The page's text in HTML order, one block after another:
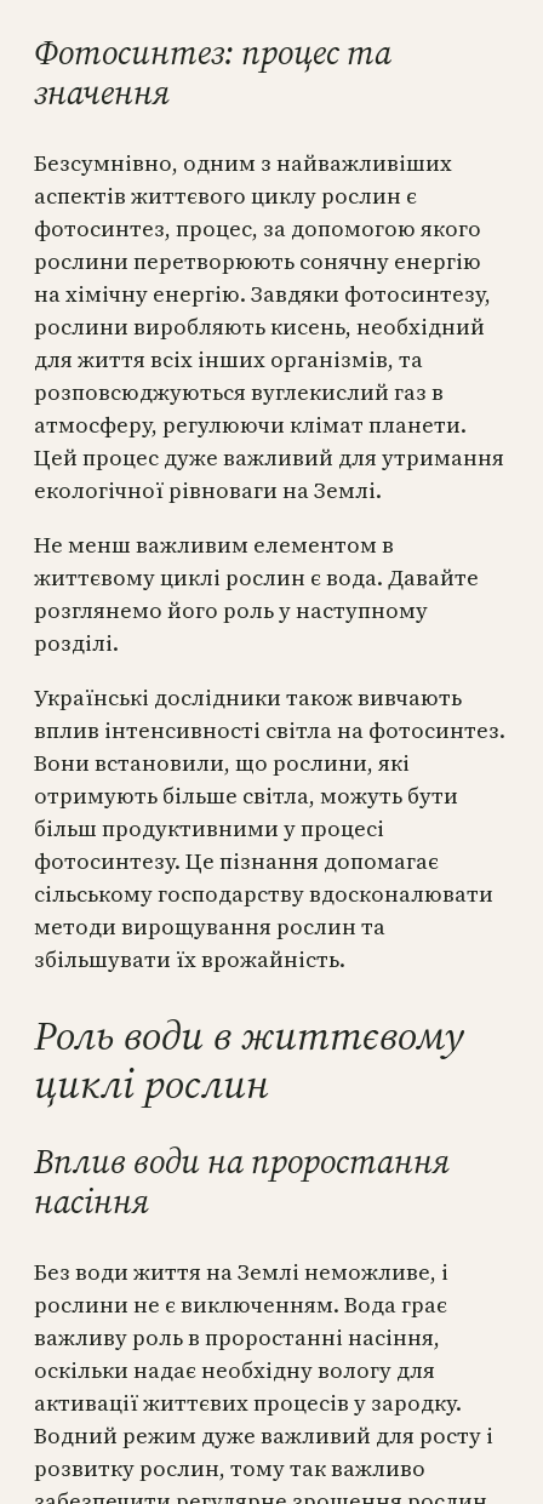
Фотосинтез: процес та
значення
Безсумнівно, одним з найважливіших
аспектів життєвого циклу рослин є
фотосинтез, процес, за допомогою якого
рослини перетворюють сонячну енергію
на хімічну енергію. Завдяки фотосинтезу,
рослини виробляють кисень, необхідний
для життя всіх інших організмів, та
розповсюджуються вуглекислий газ в
атмосферу, регулюючи клімат планети.
Цей процес дуже важливий для утримання
екологічної рівноваги на Землі.
Не менш важливим елементом в
життєвому циклі рослин є вода. Давайте
розглянемо його роль у наступному
розділі.
Українські дослідники також вивчають
вплив інтенсивності світла на фотосинтез.
Вони встановили, що рослини, які
отримують більше світла, можуть бути
більш продуктивними у процесі
фотосинтезу. Це пізнання допомагає
сільському господарству вдосконалювати
методи вирощування рослин та
збільшувати їх врожайність.
Роль води в життєвому
циклі рослин
Вплив води на проростання
насіння
Без води життя на Землі неможливе, і
рослини не є виключенням. Вода грає
важливу роль в проростанні насіння,
оскільки надає необхідну вологу для
активації життєвих процесів у зародку.
Водний режим дуже важливий для росту і
розвитку рослин, тому так важливо